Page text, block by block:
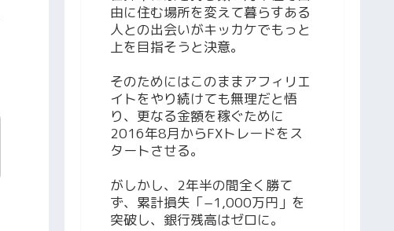
由に住む場所を変えて暮らすある
人との出会いがキッカケでもっと
上を目指そうと決意。
そのためにはこのままアフィリエ
イトをやり続けても無理だと悟
り、更なる金額を稼ぐために
2016年8月からFXトレードをス
タートさせる。
がしかし、2年半の間全く勝て
ず、累計損失「−1,000万円」を
突破し、銀行残高はゼロに。